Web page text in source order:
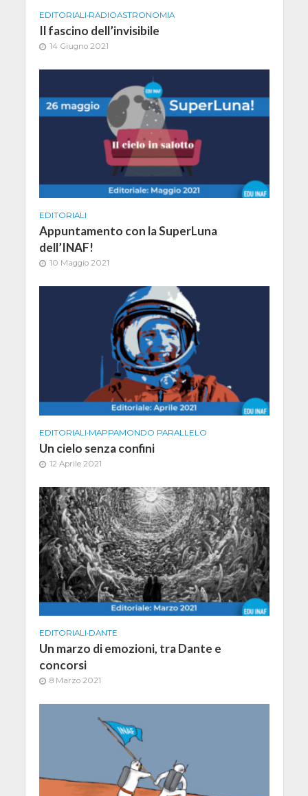
EDITORIALI•RADIOASTRONOMIA
Il fascino dell’invisibile
14 Giugno 2021
EDITORIALI
Appuntamento con la SuperLuna
dell’INAF!
10 Maggio 2021
EDITORIALI•MAPPAMONDO PARALLELO
Un cielo senza confini
12 Aprile 2021
EDITORIALI•DANTE
Un marzo di emozioni, tra Dante e
concorsi
8 Marzo 2021